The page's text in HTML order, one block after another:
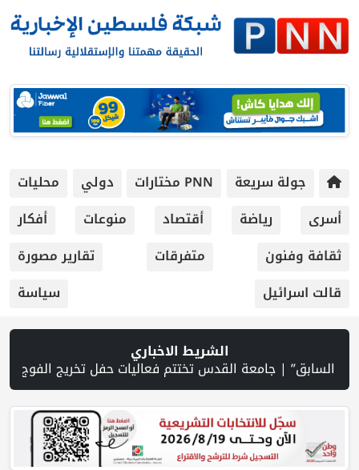
جولة سريعة PNN مختارات دولي
محليات
أسرى
رياضة أقتصاد منوعات
أفكار
ثقافة وفنون
متفرقات
تقارير مصورة
قالت اسرائيل
سياسة
الشريط الاخباري
بغزة | حرس الثورة: الولايات المتحدة وإسرائيل لم تحققا أهدافهما في الحرب ضد إيران | 10 قتلى بهجوم حوثي على مأرب.. والجيش اليمني يعلن تنفيذ عمليات عسكرية ضد الحوثيين في عدة محاور | مسيّرة حزب الله تستهدف قوة إسرائيلية... وواشنطن تمنع غارات واسعة على الجنوب | مقتل ثلاثة أشخاص بينهم طفل في هجوم روسي على كييف | ارتفاع أسعار النفط | "كبار قادة الجيش الأمريكي يبحثون عن مخرج من حرب إيران | الحرب في الخليج | تقدم نحو اتفاق بشأن هرمز.. ومسودة لترتيبات الملاحة | حالة